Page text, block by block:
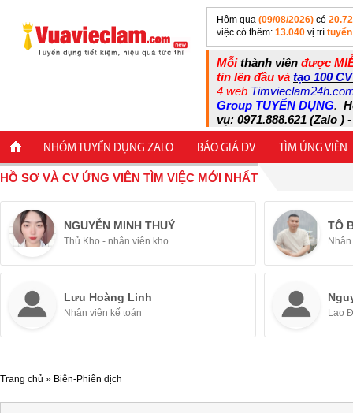
Hôm qua (09/08/2026) có
việc có thêm: 13.040 vị trí
Mỗithành viên được
tin lên đầu và tạo 100
4 web
Group TUYỂN DỤNG.
vụ: 0971.888.621 (Zalo )
NHÓM TUYỂN DỤNG ZALO BÁO GIÁ DV TÌM ỨNG VIÊN
HỒ SƠ VÀ CV ỨNG VIÊN TÌM VIỆC MỚI NHẤT
NGUYỄN MINH THUÝ
Thủ Kho - nhân viên kho
TÔ
Lưu Hoàng Linh
Nhân viên kế toán Lao
Trang chủ » Biên-Phiên dịch